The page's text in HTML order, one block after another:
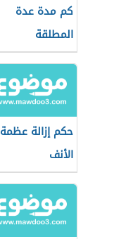
كم مدة عدة
المطلقة
حكم إزالة عظمة
الأنف